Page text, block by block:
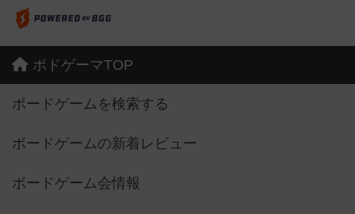
ボドゲーマTOP
ボードゲームを検索する
ボードゲームの新着レビュー
ボードゲーム会情報